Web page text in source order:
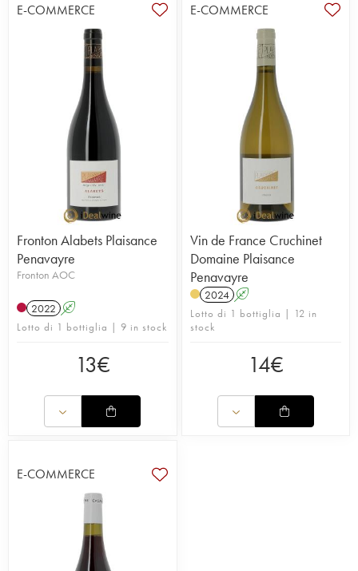
E-COMMERCE
Fronton Alabets Plaisance
Penavayre
Fronton AOC
2022 A
Lotto di 1 bottiglia | 9 in stock
13€
E-COMMERCE
Vin de France Cruchinet
Domaine Plaisance
Penavayre
2024 A
Lotto di 1 bottiglia | 12 in
stock
14€
E-COMMERCE